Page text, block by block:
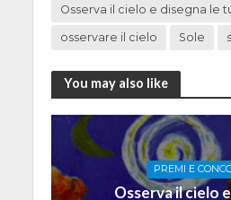
Osserva il cielo e disegna le
osservare il cielo Sole
You may also like
PREMI E
Osserva il cielo